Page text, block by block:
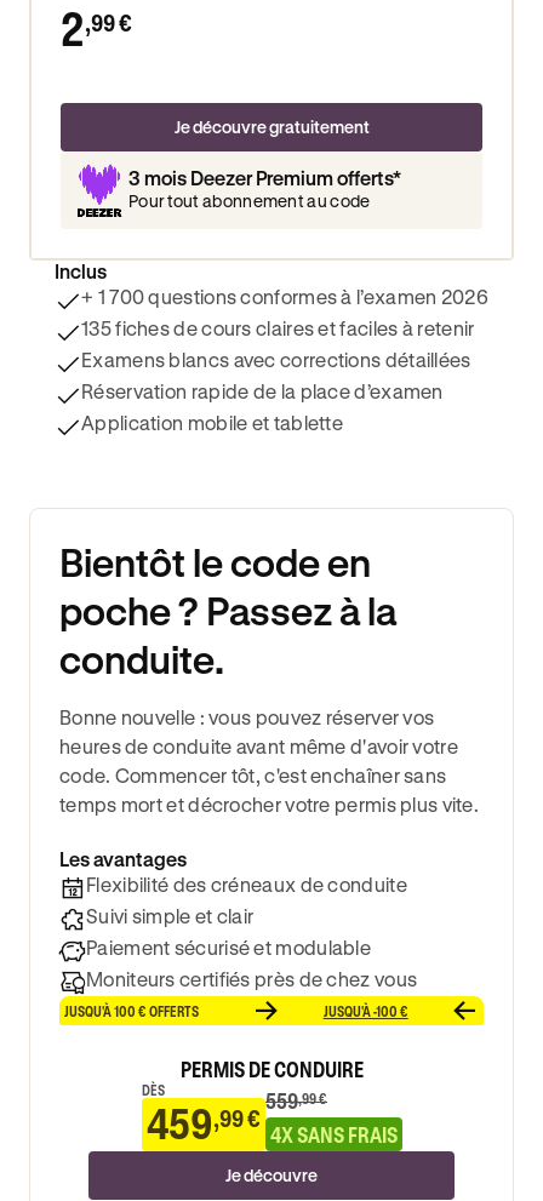
2,99 €
Je découvre gratuitement
3 mois Deezer Premium offerts*
Pour tout abonnement au code
Inclus
+ 1 700 questions conformes à l’examen 2026
135 fiches de cours claires et faciles à retenir
Examens blancs avec corrections détaillées
Réservation rapide de la place d’examen
Application mobile et tablette
Bientôt le code en
poche ? Passez à la
conduite.
Bonne nouvelle : vous pouvez réserver vos
heures de conduite avant même d'avoir votre
code. Commencer tôt, c'est enchaîner sans
temps mort et décrocher votre permis plus vite.
Les avantages
Flexibilité des créneaux de conduite
Suivi simple et clair
Paiement sécurisé et modulable
Moniteurs certifiés près de chez vous
JUSQU'À 100 € OFFERTS JUSQU'À -100 €
PERMIS DE CONDUIRE
DÈS
459,99 €
559,99 €
4X SANS FRAIS
Je découvre